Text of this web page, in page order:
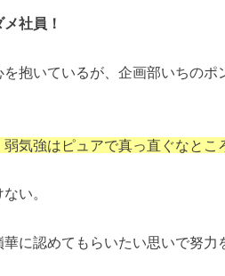
社員！
抱いているが、企画部いちのポ
気強はピュアで真っ直ぐなとこ
い。
に認めてもらいたい思いで努